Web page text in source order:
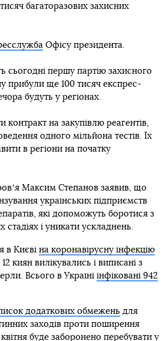
багаторазових захисних
Офісу президента.
сьогодні першу партію захисного
прибули ще 100 тисяч експрес-
будуть у регіонах.
контракт на закупівлю реагентів,
одного мільйона тестів. Їх
в регіони на початку
Максим Степанов заявив, що
українських підприємств
які допоможуть боротися з
стадіях і уникати ускладнень.
в Києві на коронавірусну інфекцію
12 киян вилікувались і виписані з
Всього в Україні інфіковані 942
додаткових обмежень для
заходів проти поширення
буде заборонено перебувати у